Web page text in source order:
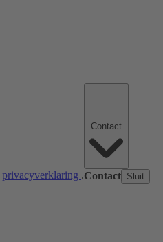
privacyverklaring .Contact Sluit